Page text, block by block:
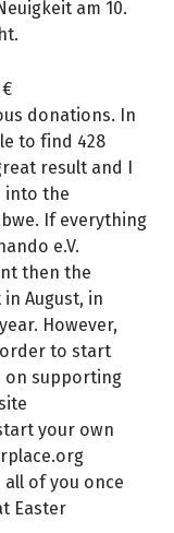
am 10.
donations. In
to find 428
result and I
into the
If everything
e.V.
then the
August, in
However,
order to start
on supporting
your own
of you once
Easter